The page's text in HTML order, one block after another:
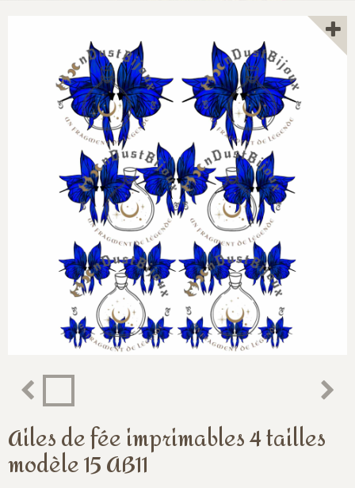
Ailes de fée imprimables 4 tailles
modèle 15 AB11